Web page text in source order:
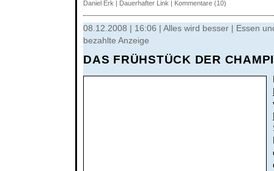
Daniel Erk | Dauerhafter Link | Kommentare (10)
08.12.2008 | 16:06 | Alles wird besser | Essen
bezahlte Anzeige
DAS FRÜHSTÜCK DER